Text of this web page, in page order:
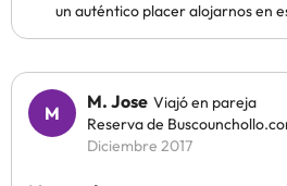
un auténtico placer alojarnos en
M. Jose Viajó en pareja
Reserva de
Diciembre 2017